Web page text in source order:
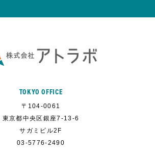
TOKYO OFFICE
〒104-0061
東京都中央区銀座7-13-6
サガミビル2F
03-5776-2490